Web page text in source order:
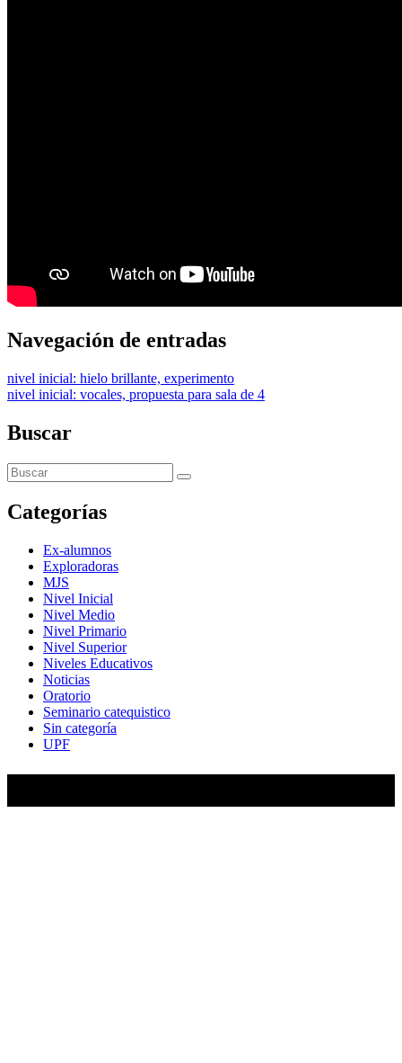
Navegación de entradas
nivel inicial: hielo brillante, experimento
nivel inicial: vocales, propuesta para sala de 4
Buscar
Categorías
Ex-alumnos
Exploradoras
MJS
Nivel Inicial
Nivel Medio
Nivel Primario
Nivel Superior
Niveles Educativos
Noticias
Oratorio
Seminario catequistico
Sin categoría
UPF